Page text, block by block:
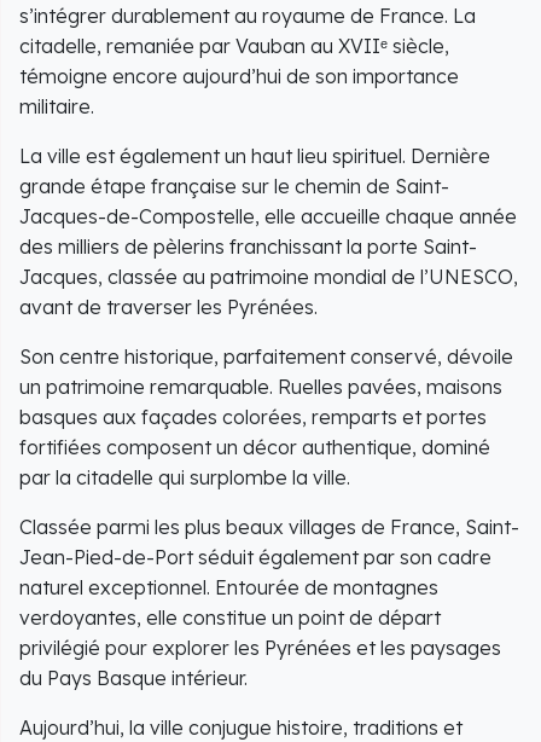
s’intégrer durablement au royaume de France. La
citadelle, remaniée par Vauban au XVIIᵉ siècle,
témoigne encore aujourd’hui de son importance
militaire.
La ville est également un haut lieu spirituel. Dernière
grande étape française sur le chemin de Saint-
Jacques-de-Compostelle, elle accueille chaque année
des milliers de pèlerins franchissant la porte Saint-
Jacques, classée au patrimoine mondial de l’UNESCO,
avant de traverser les Pyrénées.
Son centre historique, parfaitement conservé, dévoile
un patrimoine remarquable. Ruelles pavées, maisons
basques aux façades colorées, remparts et portes
fortifiées composent un décor authentique, dominé
par la citadelle qui surplombe la ville.
Classée parmi les plus beaux villages de France, Saint-
Jean-Pied-de-Port séduit également par son cadre
naturel exceptionnel. Entourée de montagnes
verdoyantes, elle constitue un point de départ
privilégié pour explorer les Pyrénées et les paysages
du Pays Basque intérieur.
Aujourd’hui, la ville conjugue histoire, traditions et